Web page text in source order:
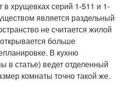
хрущевках серий 1-511 и 1-
является раздельный
не считается жилой
больше
В кухню
в статье) ведет отделенный
комнаты точно такой же.